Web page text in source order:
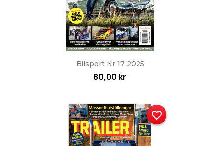
Bilsport Nr 17 2025
80,00 kr
favorite_border